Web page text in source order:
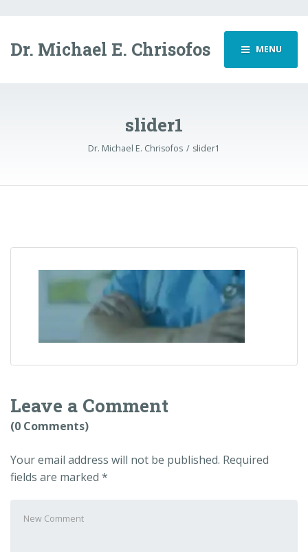
Dr. Michael E. Chrisofos MENU
slider1
Dr. Michael E. Chrisofos slider1
Leave a Comment
(0 Comments)
Your email address will not be published. Required
fields are marked *
comment*